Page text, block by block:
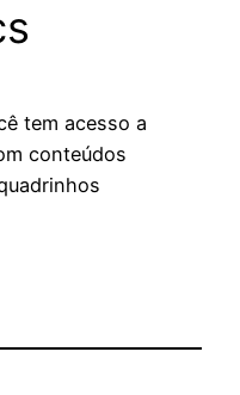
tem acesso a
conteúdos